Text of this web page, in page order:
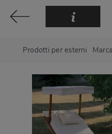
Prodotti per esterni Marca